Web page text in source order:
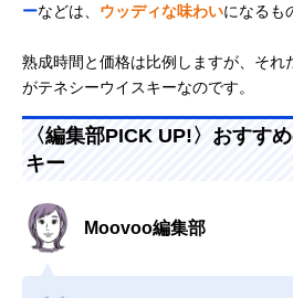
ーなどは、 ウッディな味わいになるも
熟成時間と価格は比例しますが、それ
がテネシーウイスキーなのです。
〈編集部PICK UP!〉おすす
キー
Moovoo編集部